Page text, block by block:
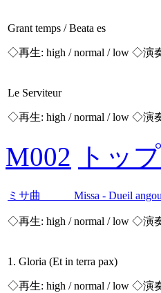
Grant temps / Beata es
◇再生: high / normal / low ◇演
Le Serviteur
◇再生: high / normal / low ◇演
M002 トップ
ミサ曲 Missa - Dueil
◇再生: high / normal / low ◇演
1. Gloria (Et in terra pax)
◇再生: high / normal / low ◇演